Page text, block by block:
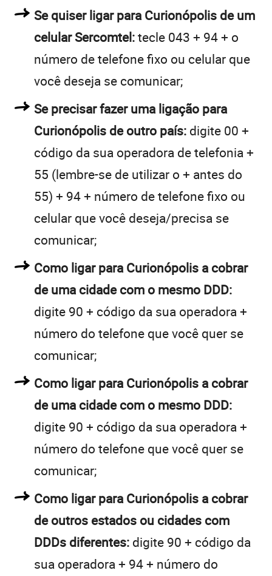
Se quiser ligar para Curionópolis de um
celular Sercomtel:tecle 043 + 94 + o
número de telefone fixo ou celular que
você deseja se comunicar;
Se precisar fazer uma ligação para
Curionópolis de outro país: digite 00 +
código da sua operadora de telefonia +
55 (lembre-se de utilizar o + antes do
55) + 94 + número de telefone fixo ou
celular que você deseja/precisa se
comunicar;
Como ligar para Curionópolis a cobrar
de uma cidade com o mesmo DDD:
digite 90 + código da sua operadora +
número do telefone que você quer se
comunicar;
Como ligar para Curionópolis a cobrar
de uma cidade com o mesmo DDD:
digite 90 + código da sua operadora +
número do telefone que você quer se
comunicar;
Como ligar para Curionópolis a cobrar
de outros estados ou cidades com
DDDs diferentes: digite 90 + código da
sua operadora + 94 + número do